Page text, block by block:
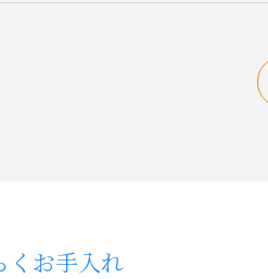
くお手入れ